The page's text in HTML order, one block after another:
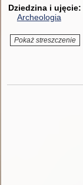
Dziedzina i ujęcie
Archeologia
Pokaż streszczenie